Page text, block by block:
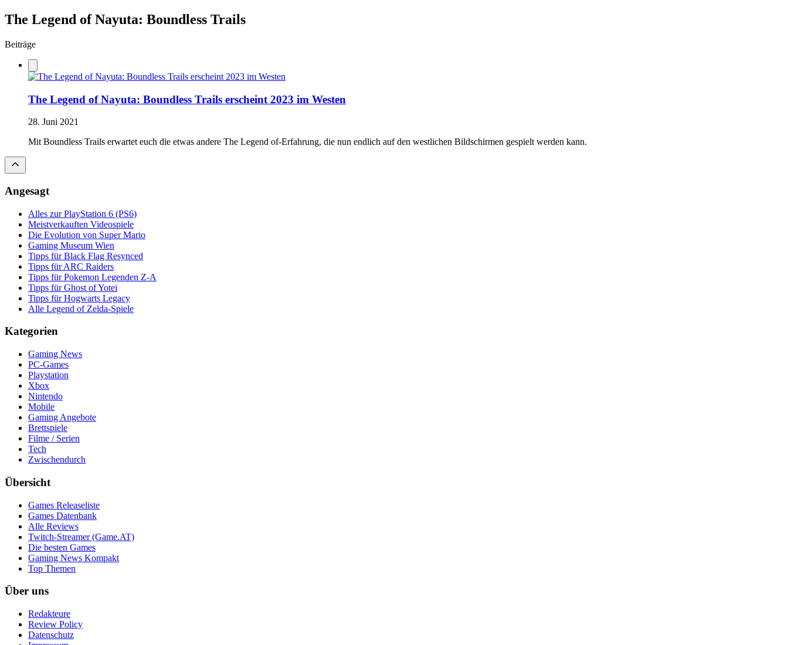
The Legend of Nayuta: Boundless Trails
Beiträge
The Legend of Nayuta: Boundless Trails erscheint 2023 im Westen
28. Juni 2021
Mit Boundless Trails erwartet euch die etwas andere The Legend of-Erfahrung, die nun endlich auf den westlichen Bildschirmen gespielt werden kann.
Angesagt
Alles zur PlayStation 6 (PS6)
Meistverkauften Videospiele
Die Evolution von Super Mario
Gaming Museum Wien
Tipps für Black Flag Resynced
Tipps für ARC Raiders
Tipps für Pokemon Legenden Z-A
Tipps für Ghost of Yotei
Tipps für Hogwarts Legacy
Alle Legend of Zelda-Spiele
Kategorien
Gaming News
PC-Games
Playstation
Xbox
Nintendo
Mobile
Gaming Angebote
Brettspiele
Filme / Serien
Tech
Zwischendurch
Übersicht
Games Releaseliste
Games Datenbank
Alle Reviews
Twitch-Streamer (Game.AT)
Die besten Games
Gaming News Kompakt
Top Themen
Über uns
Redakteure
Review Policy
Datenschutz